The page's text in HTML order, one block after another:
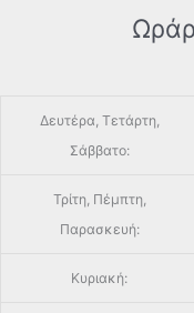
Δευτέρα, Τετάρτη,
Σάββατο:
Τρίτη, Πέμπτη,
Παρασκευή:
Κυριακή: